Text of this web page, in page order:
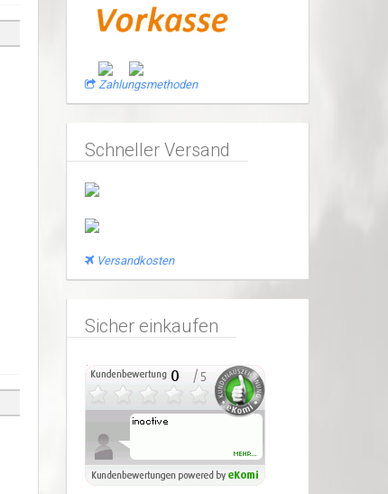
Zahlungsmethoden
Schneller Versand
Versandkosten
Sicher einkaufen